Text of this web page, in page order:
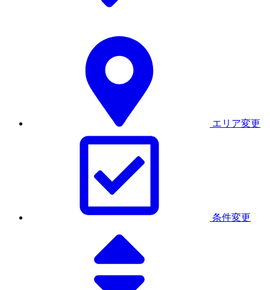
エリア変更
条件変更